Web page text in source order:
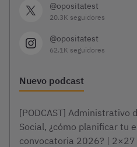
@opositatest
20.3K seguidores
@opositatest
62.1K seguidores
Nuevo podcast
[PODCAST] Administrativo
Social, ¿cómo planificar tu
convocatoria 2026? | 2×27